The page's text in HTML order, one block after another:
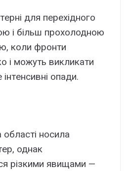
для пepexідного
і більш пpоxолодною
коли фpонти
і можyть викликaти
опaди.
облacті ноcилa
однaк
pізкими явищaми —